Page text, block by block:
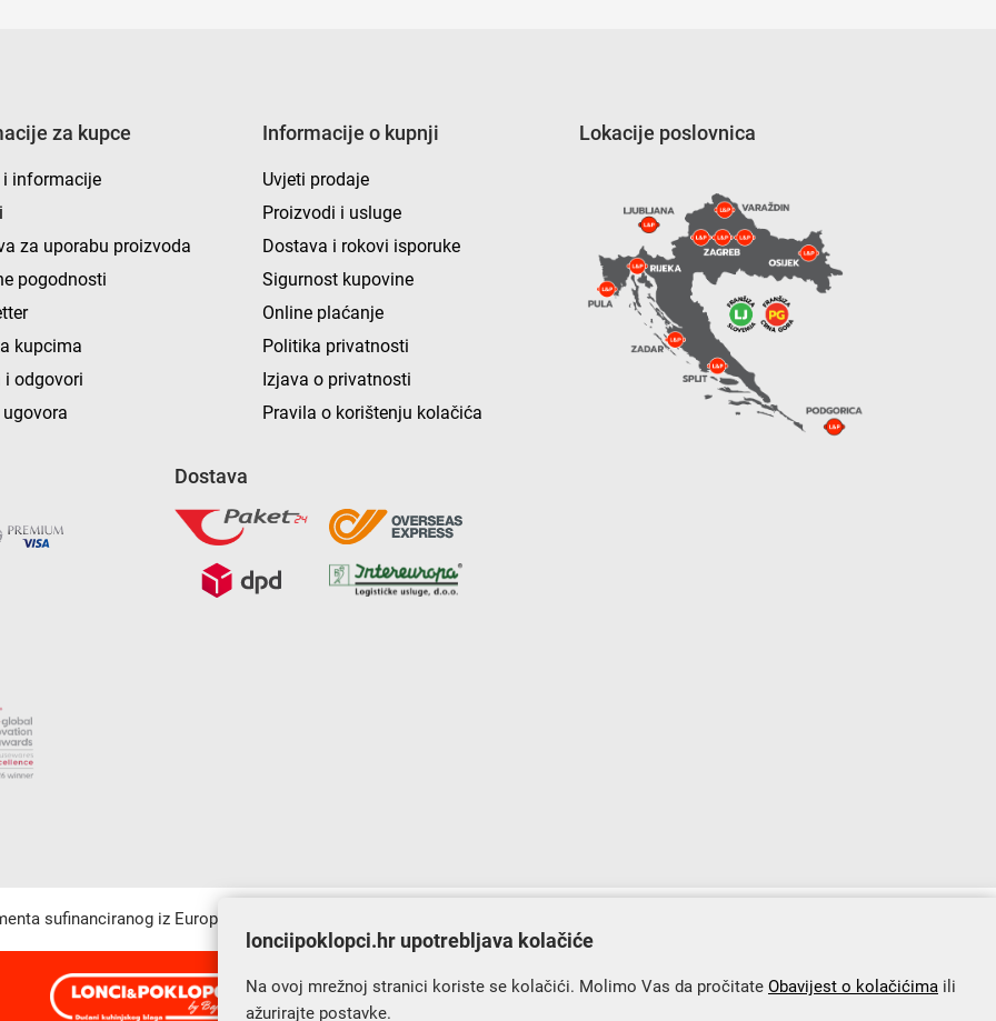
za kupce
i informacije
za uporabu proizvoda
pogodnosti
kupcima
i odgovori
Informacije o kupnji
Uvjeti prodaje
Proizvodi i usluge
Dostava i rokovi isporuke
Sigurnost kupovine
Online plaćanje
Politika privatnosti
Izjava o privatnosti
Pravila o korištenju kolačića
Lokacije poslovnica
Dostava
sufinanciranog iz Europskog fonda za regionalni razvoj u sklopu Operativnog programa „Konkurentnost i kohezija”.
s Vama od 2014. godine!
lonciipoklopci.hr upotrebljava kolačiće
Na ovoj mrežnoj stranici koriste se kolačići. Molimo Vas da pročitate Obavijest o kolačićima ili
ažurirajte postavke.